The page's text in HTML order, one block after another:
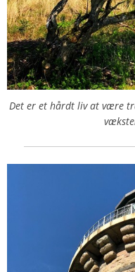
Det er et hårdt liv at være